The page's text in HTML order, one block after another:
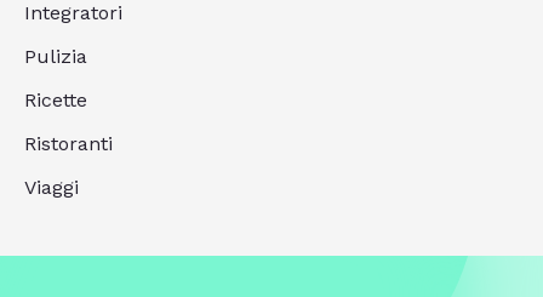
Integratori
Pulizia
Ricette
Ristoranti
Viaggi